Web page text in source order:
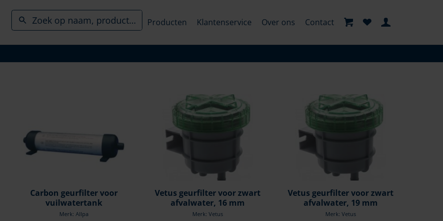
Producten Klantenservice Over ons Contact
Carbon geurfilter voor
vuilwatertank
Merk: Allpa
Vetus geurfilter voor zwart
afvalwater, 16 mm
Merk: Vetus
Vetus geurfilter voor zwart
afvalwater, 19 mm
Merk: Vetus